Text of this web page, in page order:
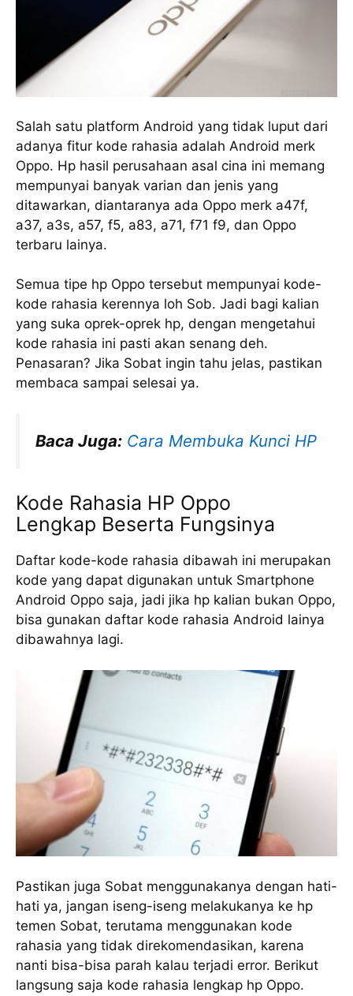
Salah satu platform Android yang tidak luput dari
adanya fitur kode rahasia adalah Android merk
Oppo. Hp hasil perusahaan asal cina ini memang
mempunyai banyak varian dan jenis yang
ditawarkan, diantaranya ada Oppo merk a47f,
a37, a3s, a57, f5, a83, a71, f71 f9, dan Oppo
terbaru lainya.
Semua tipe hp Oppo tersebut mempunyai kode-
kode rahasia kerennya loh Sob. Jadi bagi kalian
yang suka oprek-oprek hp, dengan mengetahui
kode rahasia ini pasti akan senang deh.
Penasaran? Jika Sobat ingin tahu jelas, pastikan
membaca sampai selesai ya.
Baca Juga: Cara Membuka Kunci HP
Kode Rahasia HP Oppo
Lengkap Beserta Fungsinya
Daftar kode-kode rahasia dibawah ini merupakan
kode yang dapat digunakan untuk Smartphone
Android Oppo saja, jadi jika hp kalian bukan Oppo,
bisa gunakan daftar kode rahasia Android lainya
dibawahnya lagi.
Pastikan juga Sobat menggunakanya dengan hati-
hati ya, jangan iseng-iseng melakukanya ke hp
temen Sobat, terutama menggunakan kode
rahasia yang tidak direkomendasikan, karena
nanti bisa-bisa parah kalau terjadi error. Berikut
langsung saja kode rahasia lengkap hp Oppo.